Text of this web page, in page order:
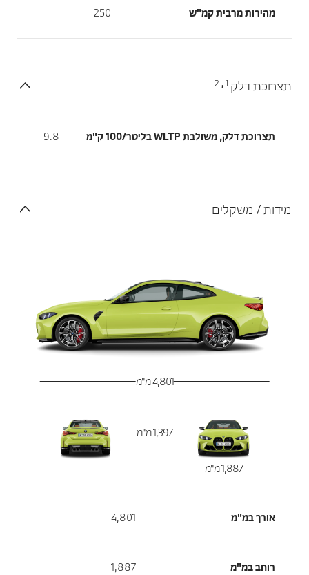
מהירות מרבית קמ"ש 250
תצרוכת דלק1
2
תצרוכת דלק, משולבת WLTP בליטר/100 ק"מ 9.8
מידות / משקלים
4,801 מ"מ
1,887 מ"מ
1,397 מ"מ
אורך במ"מ 4,801
רוחב במ"מ 1,887